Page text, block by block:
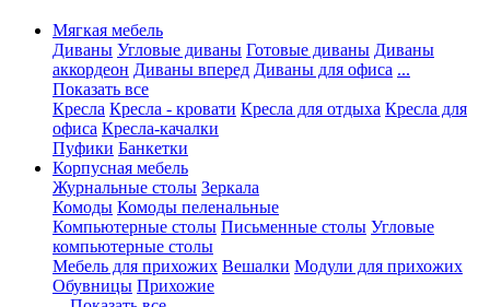
Мягкая мебель
Диваны Угловые диваны Готовые диваны Диваны
аккордеон Диваны вперед Диваны для офиса ...
Показать все
Кресла Кресла - кровати Кресла для отдыха Кресла для
офиса Кресла-качалки
Пуфики Банкетки
Корпусная мебель
Журнальные столы Зеркала
Комоды Комоды пеленальные
Компьютерные столы Письменные столы Угловые
компьютерные столы
Мебель для прихожих Вешалки Модули для прихожих
Обувницы Прихожие